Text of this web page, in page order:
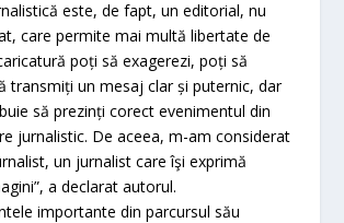
este, de fapt, un editorial, nu
care permite mai multă libertate de
poți să exagerezi, poți să
transmiți un mesaj clar și puternic, dar
să prezinți corect evenimentul din
jurnalistic. De aceea, m-am considerat
un jurnalist care îşi exprimă
a declarat autorul.
importante din parcursul său